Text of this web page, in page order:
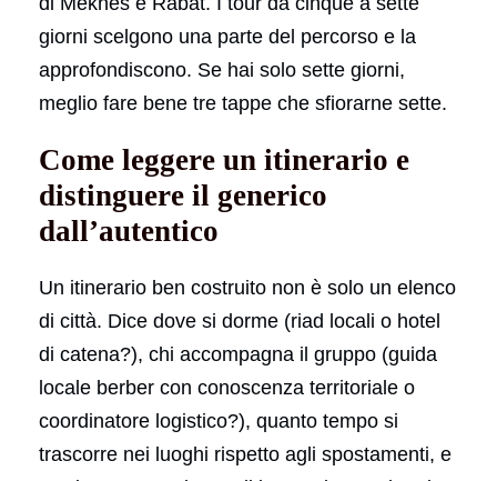
giorni scelgono una parte del percorso e la
approfondiscono. Se hai solo sette giorni,
meglio fare bene tre tappe che sfiorarne sette.
Come leggere un itinerario e
distinguere il generico
dall’autentico
Un itinerario ben costruito non è solo un elenco
di città. Dice dove si dorme (riad locali o hotel
di catena?), chi accompagna il gruppo (guida
locale berber con conoscenza territoriale o
coordinatore logistico?), quanto tempo si
trascorre nei luoghi rispetto agli spostamenti, e